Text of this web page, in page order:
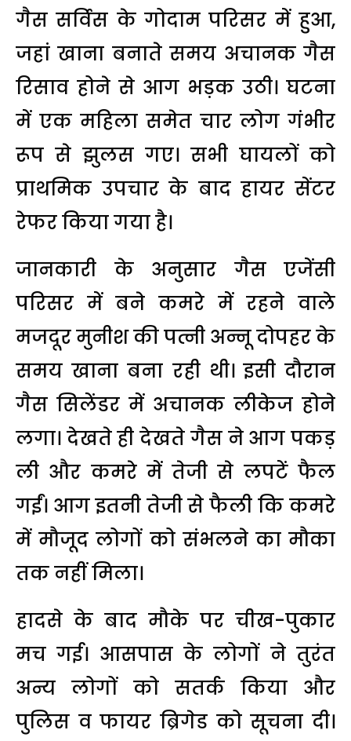
गैस सर्विस के गोदाम परिसर में हुआ,
जहां खाना बनाते समय अचानक गैस
रिसाव होने से आग भड़क उठी। घटना
में एक महिला समेत चार लोग गंभीर
रूप से झुलस गए। सभी घायलों को
प्राथमिक उपचार के बाद हायर सेंटर
रेफर किया गया है।
जानकारी के अनुसार गैस एजेंसी
परिसर में बने कमरे में रहने वाले
मजदूर मुनीश की पत्नी अन्नू दोपहर के
समय खाना बना रही थी। इसी दौरान
गैस सिलेंडर में अचानक लीकेज होने
लगा। देखते ही देखते गैस ने आग पकड़
ली और कमरे में तेजी से लपटें फैल
गईं। आग इतनी तेजी से फैली कि कमरे
में मौजूद लोगों को संभलने का मौका
तक नहीं मिला।
हादसे के बाद मौके पर चीख-पुकार
मच गई। आसपास के लोगों ने तुरंत
अन्य लोगों को सतर्क किया और
पुलिस व फायर ब्रिगेड को सूचना दी।